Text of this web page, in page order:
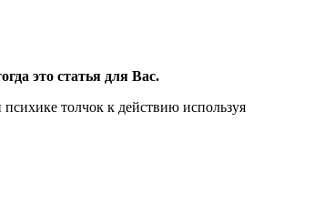
это статья для Вас.
толчок к действию используя